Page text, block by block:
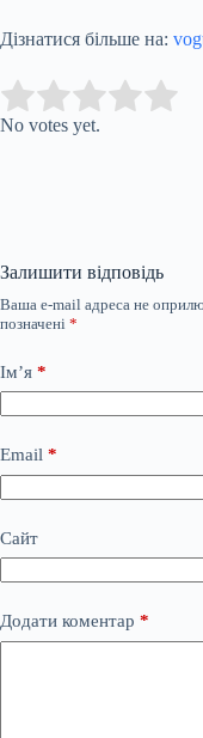
Дізнатися більше на:
Rate this item:
No votes yet.
Залишити відповідь
Ваша e-mail адреса не
позначені *
Ім’я *
Email *
Сайт
Додати коментар *